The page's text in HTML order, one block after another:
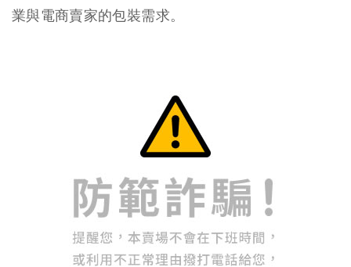
業與電商賣家的包裝需求。